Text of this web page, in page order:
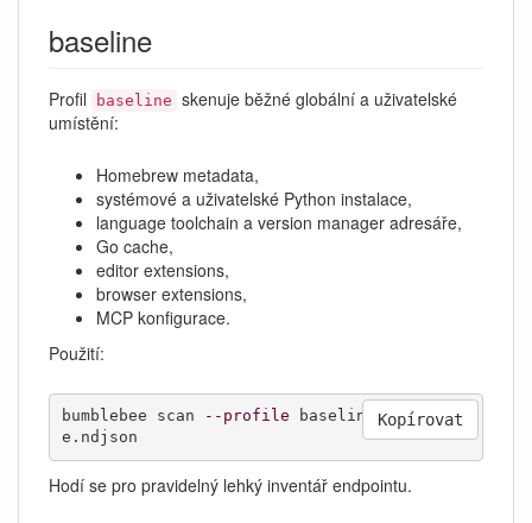
baseline
Profil baseline skenuje běžné globální a uživatelské
umístění:
Homebrew metadata,
systémové a uživatelské Python instalace,
language toolchain a version manager adresáře,
Go cache,
editor extensions,
browser extensions,
MCP konfigurace.
Použití:
bumblebee scan --profile baseline > baselin
e.ndjson
Kopírovat
Hodí se pro pravidelný lehký inventář endpointu.